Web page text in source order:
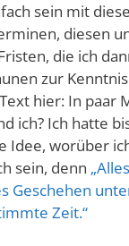
sein mit
diesen
die ich
zur
hier: In paar
ich? Ich hatte
Idee, worüber
sein, denn „
Geschehen
Zeit.“